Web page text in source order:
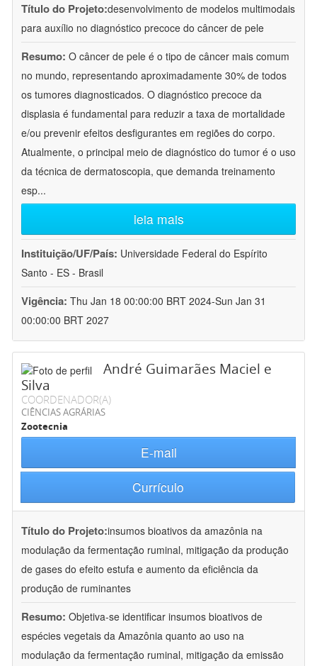
Título do Projeto:desenvolvimento de modelos multimodais
para auxílio no diagnóstico precoce do câncer de pele
Resumo: O câncer de pele é o tipo de câncer mais comum
no mundo, representando aproximadamente 30% de todos
os tumores diagnosticados. O diagnóstico precoce da
displasia é fundamental para reduzir a taxa de mortalidade
e/ou prevenir efeitos desfigurantes em regiões do corpo.
Atualmente, o principal meio de diagnóstico do tumor é o uso
da técnica de dermatoscopia, que demanda treinamento
esp...
leia mais
Instituição/UF/País: Universidade Federal do Espírito
Santo - ES - Brasil
Vigência: Thu Jan 18 00:00:00 BRT 2024-Sun Jan 31
00:00:00 BRT 2027
André Guimarães Maciel e
Silva
COORDENADOR(A)
CIÊNCIAS AGRÁRIAS
Zootecnia
E-mail
Currículo
Título do Projeto:insumos bioativos da amazônia na
modulação da fermentação ruminal, mitigação da produção
de gases do efeito estufa e aumento da eficiência da
produção de ruminantes
Resumo: Objetiva-se identificar insumos bioativos de
espécies vegetais da Amazônia quanto ao uso na
modulação da fermentação ruminal, mitigação da emissão